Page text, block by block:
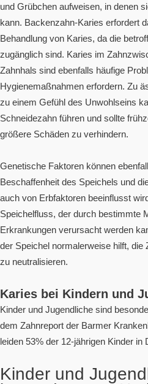
und Grübchen aufweisen, in denen
kann. Backenzahn-Karies erfordert
Behandlung von Karies, da die
zugänglich sind. Karies im
Zahnhals sind ebenfalls häufige
Hygienemaßnahmen erfordern. Zu
zu einem Gefühl des Unwohlseins
Schneidezahn führen und sollte
größere Schäden zu verhindern.
Genetische Faktoren können
Beschaffenheit des Speichels und
auch von Erbfaktoren beeinflusst
Speichelfluss, der durch bestimmte
Erkrankungen verursacht werden
der Speichel normalerweise hilft, die
zu neutralisieren.
Karies bei Kindern und
Kinder und Jugendliche sind
dem Zahnreport der Barmer
leiden 53% der 12-jährigen Kinder in
Kinder und